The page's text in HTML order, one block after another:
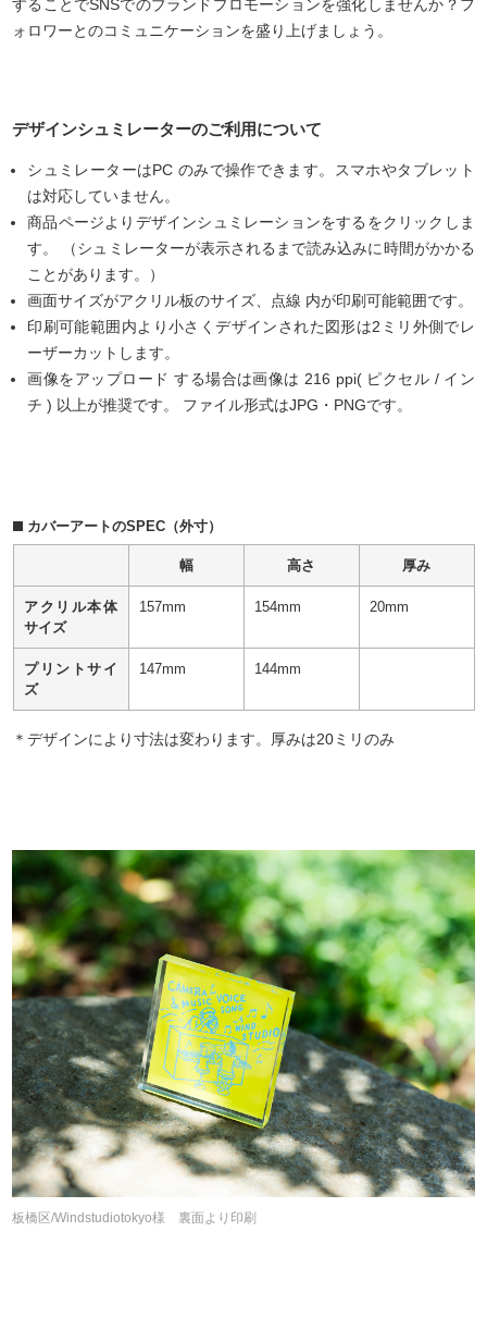
することでSNSでのブランドプロモーションを強化しませんか？フ
ォロワーとのコミュニケーションを盛り上げましょう。
デザインシュミレーターのご利用について
シュミレーターはPC のみで操作できます。スマホやタブレット
は対応していません。
商品ページよりデザインシュミレーションをするをクリックしま
す。 （シュミレーターが表示されるまで読み込みに時間がかかる
ことがあります。）
画面サイズがアクリル板のサイズ、点線 内が印刷可能範囲です。
印刷可能範囲内より小さくデザインされた図形は2ミリ外側でレ
ーザーカットします。
画像をアップロード する場合は画像は 216 ppi( ピクセル / イン
チ ) 以上が推奨です。 ファイル形式はJPG・PNGです。
カバーアートのSPEC（外寸）
幅 高さ 厚み
アクリル本体
サイズ
157mm 154mm 20mm
プリントサイ
ズ
147mm 144mm
＊デザインにより寸法は変わります。厚みは20ミリのみ
板橋区/Windstudiotokyo様 裏面より印刷